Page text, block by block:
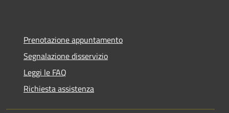
Prenotazione appuntamento
Segnalazione disservizio
Leggi le FAQ
Richiesta assistenza